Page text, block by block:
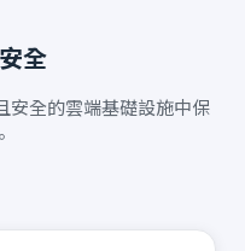
全
安全的雲端基礎設施中保